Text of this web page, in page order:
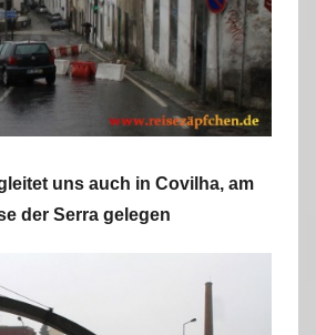
uns auch in Covilha, am
der Serra gelegen